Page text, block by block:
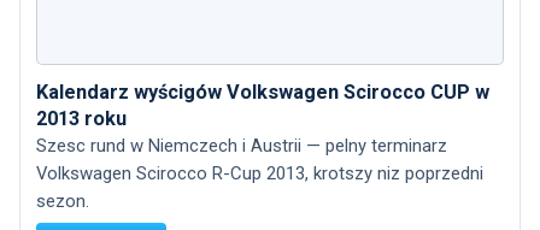
Kalendarz wyścigów Volkswagen Scirocco CUP w
2013 roku
Szesc rund w Niemczech i Austrii — pelny terminarz
Volkswagen Scirocco R-Cup 2013, krotszy niz poprzedni
sezon.